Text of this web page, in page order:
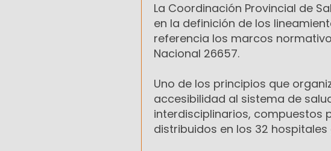
La Coordinación Provincial de
en la definición de los
referencia los marcos
Nacional 26657.
Uno de los principios que
accesibilidad al sistema de
interdisciplinarios, compuestos
distribuidos en los 32